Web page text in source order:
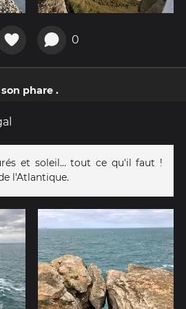
0
phare .
et soleil... tout ce qu'il faut !
l'Atlantique.